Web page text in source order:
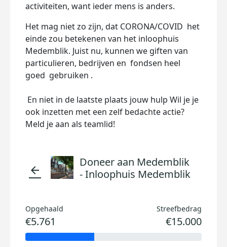
activiteiten, want ieder mens is anders.
Het mag niet zo zijn, dat CORONA/COVID het
einde zou betekenen van het inloophuis
Medemblik. Juist nu, kunnen we giften van
particulieren, bedrijven en fondsen heel
goed gebruiken .
En niet in de laatste plaats jouw hulp Wil je je
ook inzetten met een zelf bedachte actie?
Meld je aan als teamlid!
arrow_back
Doneer aan Medemblik
- Inloophuis Medemblik
Opgehaald
€5.761
Streefbedrag
€15.000